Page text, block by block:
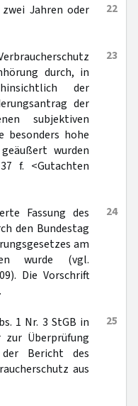
22
Jahren oder
23
durch, in
der
der
subjektiven
besonders hohe
wurden
f. <Gutachten
24
Fassung des
den Bundestag
am
wurde (vgl.
Die Vorschrift
25
1 Nr. 3 StGB in
Überprüfung
Bericht des
aus